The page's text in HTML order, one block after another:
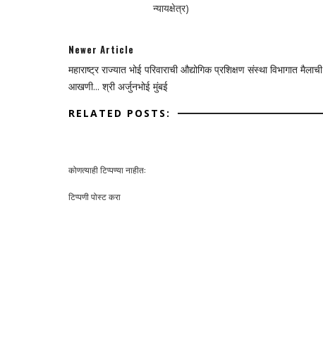
न्यायक्षेत्र)
Newer Article
महाराष्ट्र राज्यात भोई परिवाराची औद्योगिक प्रशिक्षण संस्था विभागात मैलाची
आखणी... श्री अर्जुनभोई मुंबई
RELATED POSTS:
कोणत्याही टिप्पण्‍या नाहीत:
टिप्पणी पोस्ट करा